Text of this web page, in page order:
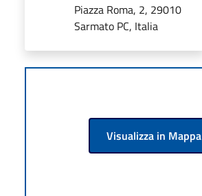
Piazza Roma, 2, 29010
Sarmato PC, Italia
Visualizza in Mappa